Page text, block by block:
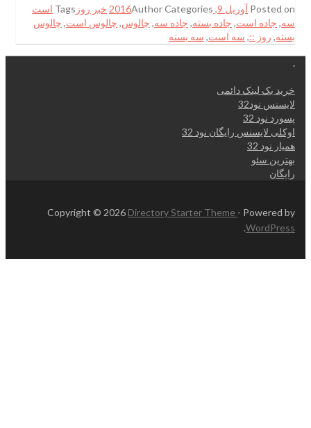
Posted on آوریل 9, 2016 AuthorCategories خبر روز Tags است
سه, جاده است, جاده بسته, جاده سه, چالوس, چالوس است, چالوس
بسته, روز ::, سه است, سه بسته
.
خرید بک لینک دائمی
لایسنس نود32
پسورد نود 32
اوکلی لایسنس رایگان نود 32
همیار نود 32
بهترین سئو
رایگان
Copyright © 2026 Directory Starter Theme - Powered by
WordPress
.